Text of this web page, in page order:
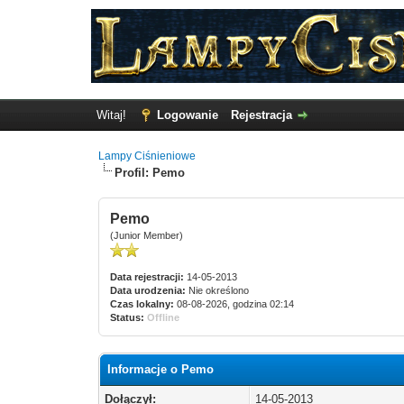
Witaj! Logowanie Rejestracja
Lampy Ciśnieniowe
Profil: Pemo
Pemo
(Junior Member)
Data rejestracji: 14-05-2013
Data urodzenia: Nie określono
Czas lokalny: 08-08-2026, godzina 02:14
Status: Offline
Informacje o Pemo
Dołączył: 14-05-2013